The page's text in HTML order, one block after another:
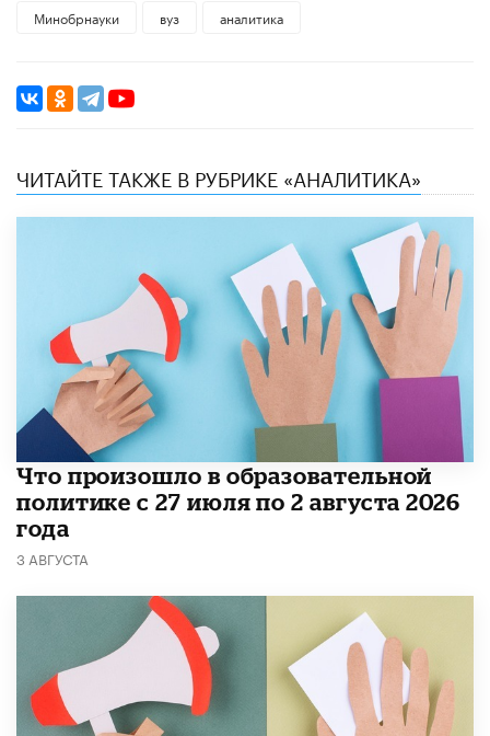
Минобрнауки
вуз аналитика
ЧИТАЙТЕ ТАКЖЕ В РУБРИКЕ «АНАЛИТИКА»
​Что произошло в образовательной
политике с 27 июля по 2 августа 2026
года
3 АВГУСТА